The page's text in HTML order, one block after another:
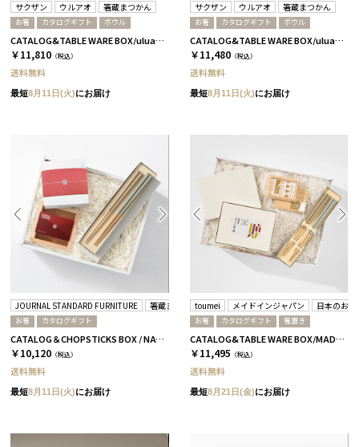
サクザン ウルアオ 箸蔵まつかん
お箸 カタログギフト ボウル
CATALOG&TABLE WARE BOX/uluao/グレー＆ホワイト/ 浅葱＆桜 アウレリアーナ
￥11,810 （税込）
送料無料
最短8月11日(火)にお届け
サクザン ウルアオ 箸蔵まつかん
お箸 カタログギフト ボウル
CATALOG&TABLE WARE BOX/uluao/グレー＆ホワイト/浜色＆雲色/ アウレリアーナ
￥11,480 （税込）
送料無料
最短8月11日(火)にお届け
JOURNAL STANDARD FURNITURE 箸蔵まつかん
お箸 カタログギフト
CATALOG＆CHOPSTICKS BOX / NATURAL / 浜色＆雲色 / 椿
￥10,120 （税込）
送料無料
最短8月11日(火)にお届け
toumei メイドインジャパン 日本のお
お箸 カタログギフト 箸置き
CATALOG&TABLE WARE BOX/MADE IN JAPAN/浜色&雲色/ C MJ06＋橙
￥11,495 （税込）
送料無料
最短8月21日(金)にお届け